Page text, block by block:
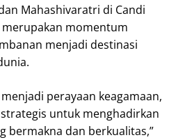
Mahashivaratri di Candi
momentum
menjadi destinasi
perayaan keagamaan,
untuk menghadirkan
bermakna dan berkualitas,”